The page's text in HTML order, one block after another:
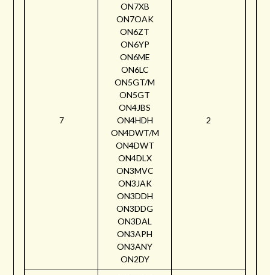
7
ON7XB
ON7OAK
ON6ZT
ON6YP
ON6ME
ON6LC
ON5GT/M
ON5GT
ON4JBS
ON4HDH
ON4DWT/M
ON4DWT
ON4DLX
ON3MVC
ON3JAK
ON3DDH
ON3DDG
ON3DAL
ON3APH
ON3ANY
ON2DY
2